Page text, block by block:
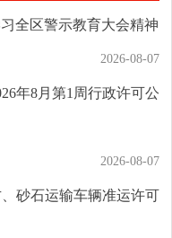
全区警示教育大会精神
2026-08-07
年8月第1周行政许可公
2026-08-07
砂石运输车辆准运许可